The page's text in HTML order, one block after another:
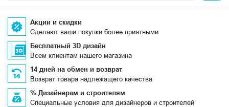
Акции и скидки
Сделают ваши покупки более приятными
Бесплатный 3D дизайн
Всем клиентам нашего магазина
14 дней на обмен и возврат
Возврат товара надлежащего качества
% Дизайнерам и строителям
Специальные условия для дизайнеров и строителей